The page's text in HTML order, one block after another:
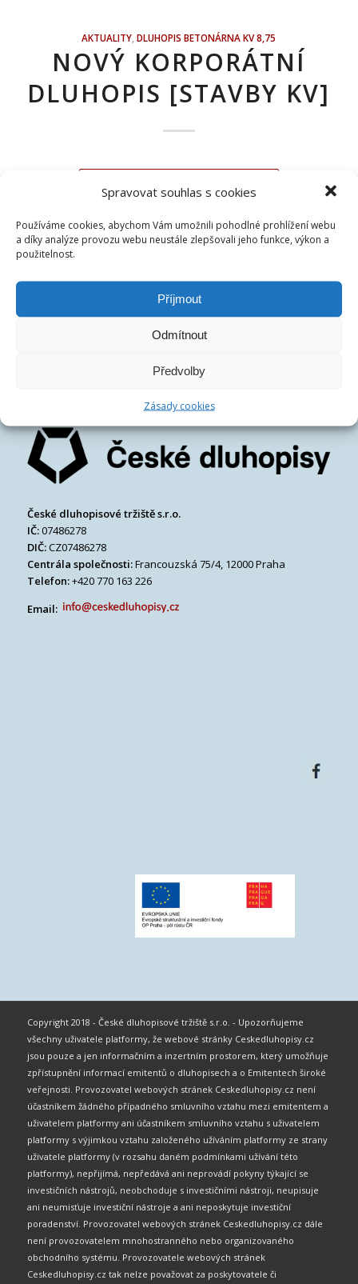
Spravovat souhlas s cookies
Používáme cookies, abychom Vám umožnili pohodlné prohlížení webu
a díky analýze provozu webu neustále zlepšovali jeho funkce, výkon a
použitelnost.
Příjmout
Odmítnout
Předvolby
Zásady cookies
AKTUALITY ,DLUHOPIS BETONÁRNA KV 8,75
NOVÝ KORPORÁTNÍ
DLUHOPIS [STAVBY KV]
Přečíst
České dluhopisové tržiště s.r.o.
IČ:07486278
DIČ:CZ07486278
Centrála společnosti:Francouzská 75/4, 12000 Praha
Telefon:+420 770 163 226
Email:
Copyright 2018 - České dluhopisové tržiště s.r.o. - Upozorňujeme
všechny uživatele platformy, že webové stránky Ceskedluhopisy.cz
jsou pouze a jen informačním a inzertním prostorem, který umožňuje
zpřístupnění informací emitentů o dluhopisech a o Emitentech široké
veřejnosti. Provozovatel webových stránek Ceskedluhopisy.cz není
účastníkem žádného případného smluvního vztahu mezi emitentem a
uživatelem platformy ani účastníkem smluvního vztahu s uživatelem
platformy s výjimkou vztahu založeného užíváním platformy ze strany
uživatele platformy (v rozsahu daném podmínkami užívání této
platformy), nepřijímá, nepředává ani neprovádí pokyny týkající se
investičních nástrojů, neobchoduje s investičními nástroji, neupisuje
ani neumisťuje investiční nástroje a ani neposkytuje investiční
poradenství. Provozovatel webových stránek Ceskedluhopisy.cz dále
není provozovatelem mnohostranného nebo organizovaného
obchodního systému. Provozovatele webových stránek
Ceskedluhopisy.cz tak nelze považovat za poskytovatele či